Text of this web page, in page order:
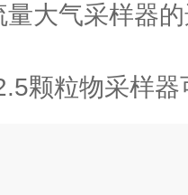
量大气采样器
颗粒物采样器可帮助人